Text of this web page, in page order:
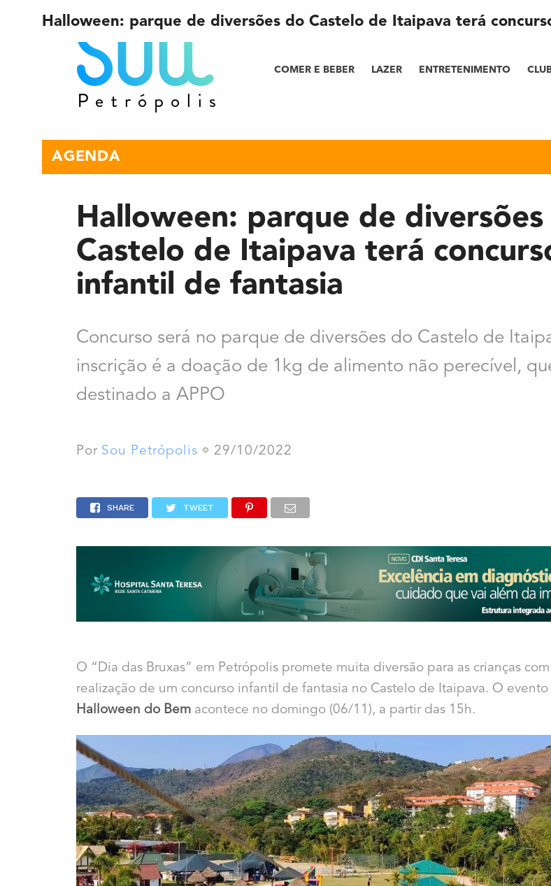
COMER E BEBER LAZER ENTRETENIMENTO
Halloween: parque de diversões do Castelo de Itaipava terá
AGENDA
Halloween: parque de
Castelo de Itaipava terá
infantil de fantasia
Concurso será no parque de diversões do Castelo de
inscrição é a doação de 1kg de alimento não perecível,
destinado a APPO
Por Sou Petrópolis 29/10/2022
SHARE TWEET
O “Dia das Bruxas” em Petrópolis promete muita diversão para as crianças com
realização de um concurso infantil de fantasia no Castelo de Itaipava. O
Halloween do Bem acontece no domingo (06/11), a partir das 15h.